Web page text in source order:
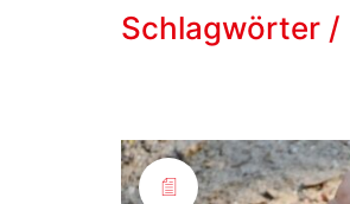
Schlagwörter /